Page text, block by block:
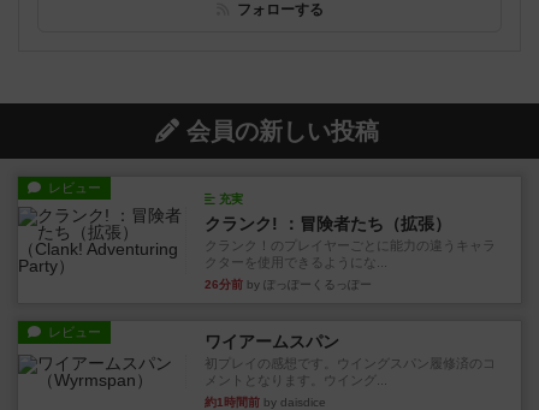
フォローする
会員の新しい投稿
レビュー
充実
クランク! ：冒険者たち（拡張）
クランク！のプレイヤーごとに能力の違うキャラ
クターを使用できるようにな...
26分前 by ぽっぽーくるっぽー
レビュー ワイアームスパン
初プレイの感想です。ウイングスパン履修済のコ
メントとなります。ウイング...
約1時間前 by daisdice